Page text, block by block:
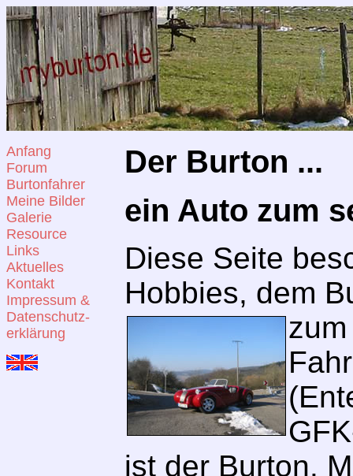
Anfang
Forum
Burtonfahrer
Meine Bilder
Galerie
Resource
Links
Aktuelles
Kontakt
Impressum &
Datenschutz-
erklärung
Der Burton ...
ein Auto zum
Diese Seite
Hobbies, dem
ist der Burton.